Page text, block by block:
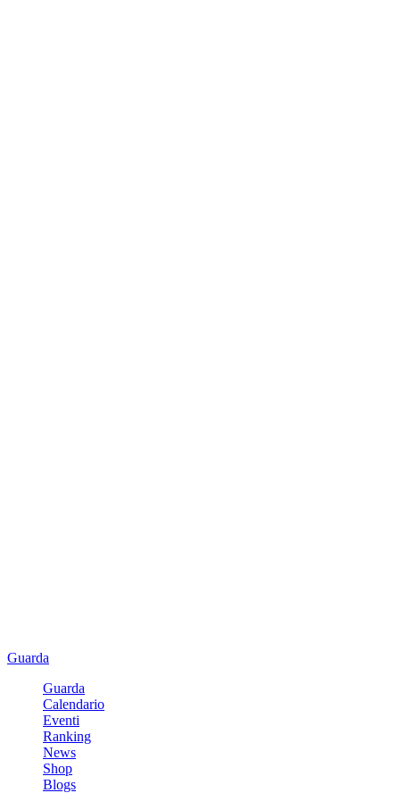
Guarda
Guarda
Calendario
Eventi
Ranking
News
Shop
Blogs